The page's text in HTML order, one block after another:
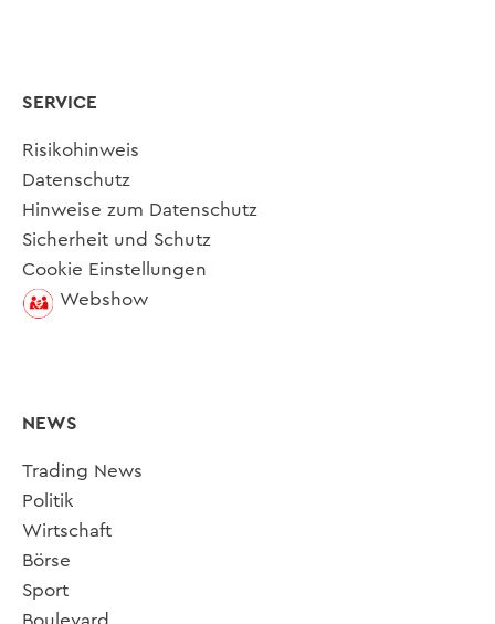
SERVICE
Risikohinweis
Datenschutz
Hinweise zum Datenschutz
Sicherheit und Schutz
Cookie Einstellungen
Webshow
NEWS
Trading News
Politik
Wirtschaft
Börse
Sport
Boulevard